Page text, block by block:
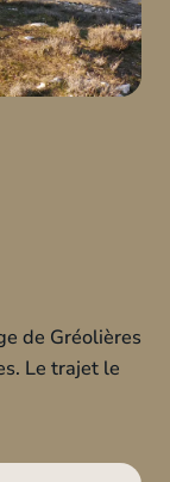
de Gréolières
Le trajet le